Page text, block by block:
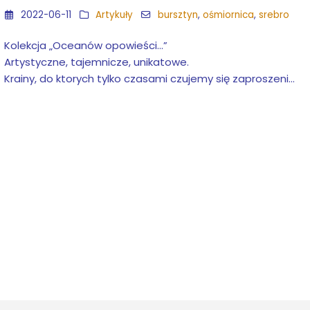
2022-06-11 Artykuły bursztyn, ośmiornica, srebro
Kolekcja „Oceanów opowieści…”
Artystyczne, tajemnicze, unikatowe.
Krainy, do ktorych tylko czasami czujemy się zaproszeni…